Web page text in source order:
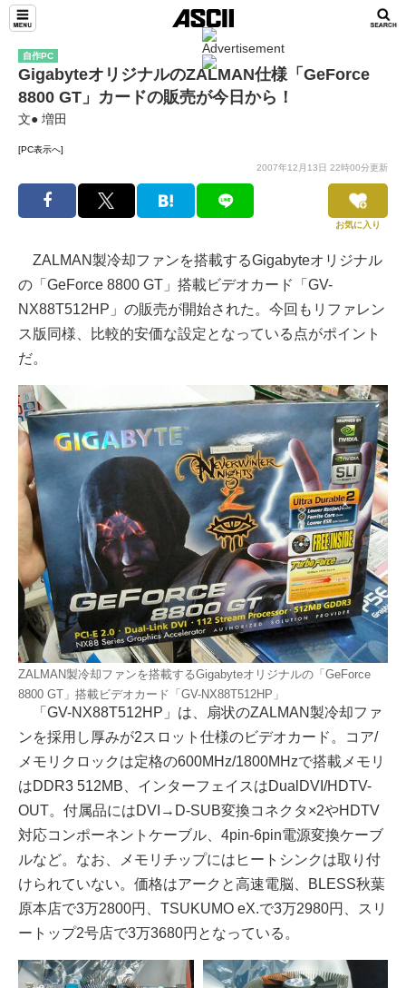
自作PC
GigabyteオリジナルのZALMAN仕様「GeForce
8800 GT」カードの販売が今日から！
文● 増田
[PC表示へ]
2007年12月13日 22時00分更新
お気に入り
ZALMAN製冷却ファンを搭載するGigabyteオリジナル
の「GeForce 8800 GT」搭載ビデオカード「GV-
NX88T512HP」の販売が開始された。今回もリファレン
ス版同様、比較的安価な設定となっている点がポイント
だ。
ZALMAN製冷却ファンを搭載するGigabyteオリジナルの「GeForce
8800 GT」搭載ビデオカード「GV-NX88T512HP」
「GV-NX88T512HP」は、扇状のZALMAN製冷却ファ
ンを採用し厚みが2スロット仕様のビデオカード。コア/
メモリクロックは定格の600MHz/1800MHzで搭載メモリ
はDDR3 512MB、インターフェイスはDualDVI/HDTV-
OUT。付属品にはDVI→D-SUB変換コネクタ×2やHDTV
対応コンポーネントケーブル、4pin-6pin電源変換ケーブ
ルなど。なお、メモリチップにはヒートシンクは取り付
けられていない。価格はアークと高速電脳、BLESS秋葉
原本店で3万2800円、TSUKUMO eX.で3万2980円、スリ
ートップ2号店で3万3680円となっている。